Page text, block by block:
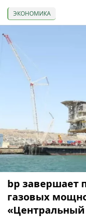
ЭКОНОМИКА
bp завершает
газовых